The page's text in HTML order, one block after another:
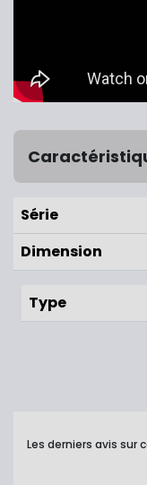
Série
Dimension
Type
Les derniers avis sur